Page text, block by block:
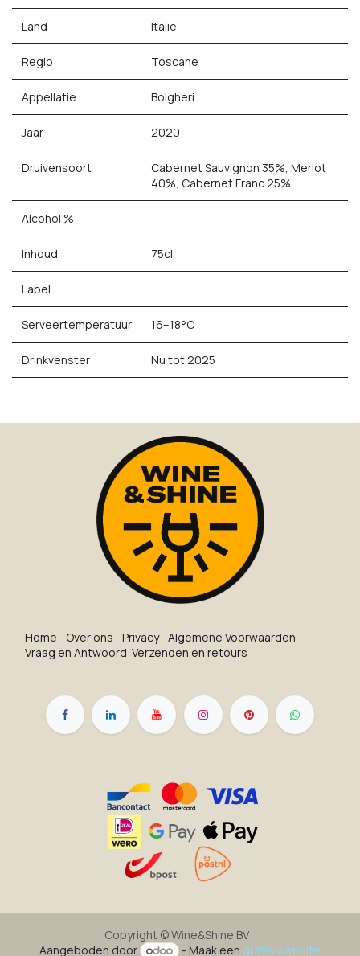
Land Italië
Regio Toscane
Appellatie Bolgheri
Jaar 2020
Druivensoort
Cabernet Sauvignon 35%, Merlot
40%, Cabernet Franc 25%
Alcohol %
Inhoud 75cl
Label
Serveertemperatuur 16–18°C
Drinkvenster Nu tot 2025
Ho​me O​ve​r on​s Privacy Algemene Voorwaarden
Vraag en Antwoord Verzenden en retours
Copyright ©Wine&Shine BV
Aangeboden door
- Maak een gratis website